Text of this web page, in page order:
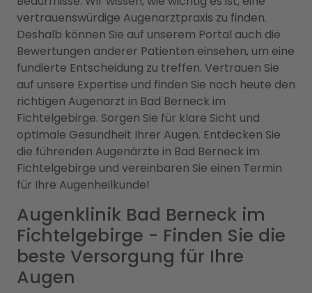
vertrauenswürdige Augenarztpraxis zu finden.
Deshalb können Sie auf unserem Portal auch die
Bewertungen anderer Patienten einsehen, um eine
fundierte Entscheidung zu treffen. Vertrauen Sie
auf unsere Expertise und finden Sie noch heute den
richtigen Augenarzt in Bad Berneck im
Fichtelgebirge. Sorgen Sie für klare Sicht und
optimale Gesundheit Ihrer Augen. Entdecken Sie
die führenden Augenärzte in Bad Berneck im
Fichtelgebirge und vereinbaren Sie einen Termin
für Ihre Augenheilkunde!
Augenklinik Bad Berneck im
Fichtelgebirge - Finden Sie die
beste Versorgung für Ihre
Augen